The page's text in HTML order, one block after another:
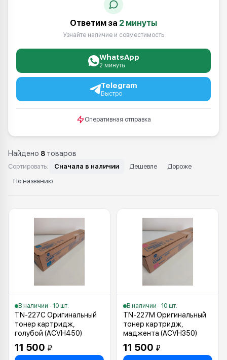
Ответим за 2 минуты
Узнайте наличие и совместимость
WhatsApp
2 минуты
Telegram
Быстро
Оперативная отправка
Найдено 8 товаров
Сортировать: Сначала в наличии Дешевле
Дороже
По названию
Каталог: TN 227
В наличии · 10 шт.
TN-227C Оригинальный
тонер картридж,
голубой (ACVH450)
11 500 ₽
В наличии · 10 шт.
TN-227M Оригинальный
тонер картридж,
маджента (ACVH350)
11 500 ₽